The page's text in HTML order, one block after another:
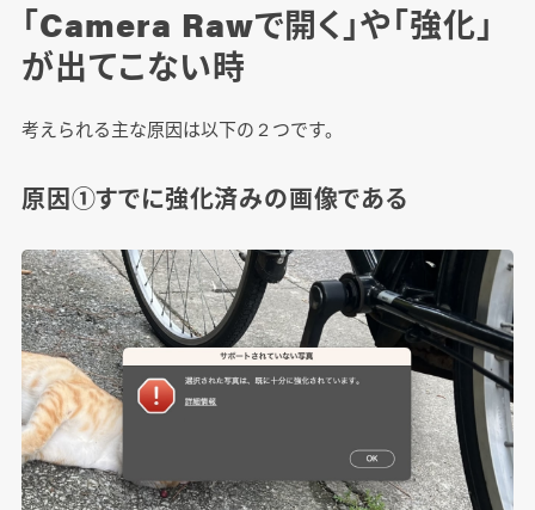
「Camera Rawで開く」や「強化」
が出てこない時
考えられる主な原因は以下の２つです。
原因①すでに強化済みの画像である